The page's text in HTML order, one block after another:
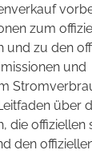
zum
und zu den
und
über
die offiziellen
den